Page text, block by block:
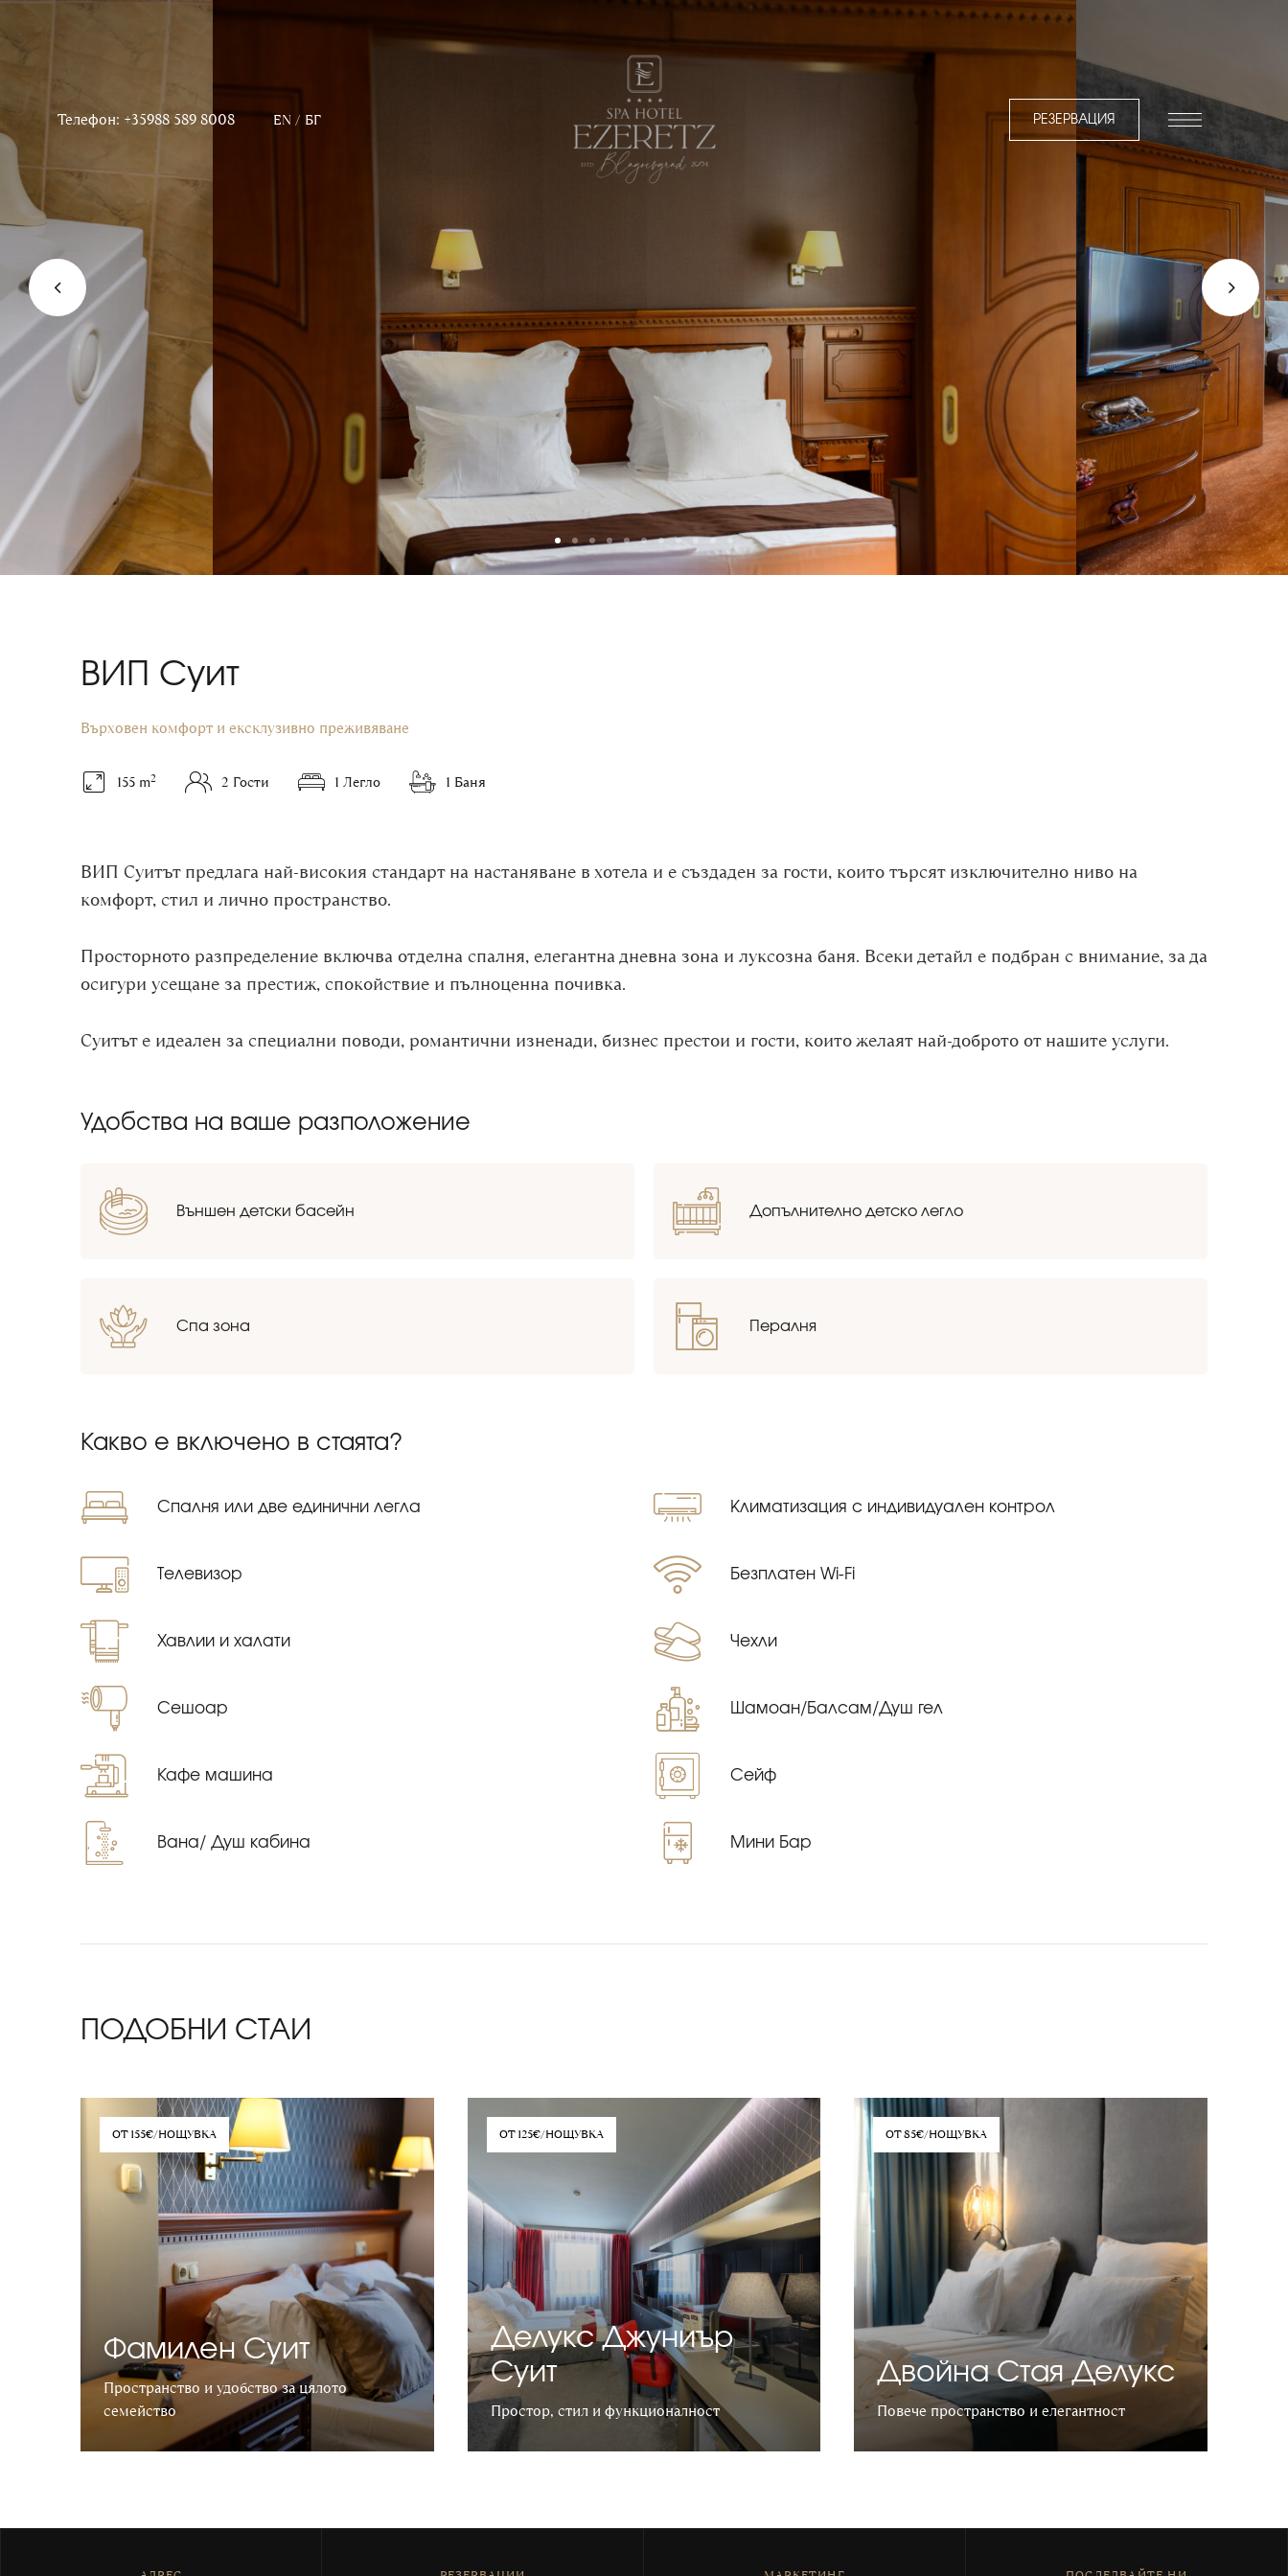
Телефон: +35988 589 8008 EN / БГ РЕЗЕРВАЦИЯ
ВИП Суит
Върховен комфорт и ексклузивно преживяване
155 m2 2 Гости 1 Легло 1 Баня
ВИП Суитът предлага най-високия стандарт на настаняване в хотела и е създаден за гости, които търсят изключително ниво на
комфорт, стил и лично пространство.
Просторното разпределение включва отделна спалня, елегантна дневна зона и луксозна баня. Всеки детайл е подбран с внимание, за да
осигури усещане за престиж, спокойствие и пълноценна почивка.
Суитът е идеален за специални поводи, романтични изненади, бизнес престои и гости, които желаят най-доброто от нашите услуги.
Удобства на ваше разположение
Външен детски басейн Допълнително детско легло
Спа зона Пералня
Какво е включено в стаята?
Спалня или две единични легла Kлиматизация с индивидуален контрол
Tелевизор Безплатен Wi-Fi
Хавлии и халати Чехли
Сешоар Шамоан/Балсам/Душ гел
Кафе машина Сейф
Вана/ Душ кабина Мини Бар
ПОДОБНИ СТАИ
ОТ 155€/НОЩУВКА
Фамилен Суит
Пространство и удобство за цялото
семейство
ОТ 125€/НОЩУВКА
Делукс Джуниър
Суит
Простор, стил и функционалност
ОТ 85€/НОЩУВКА
Двойна Стая Делукс
Повече пространство и елегантност